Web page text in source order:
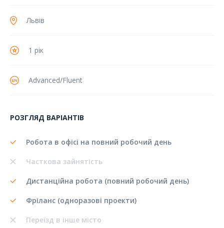
Львів
1 рік
Advanced/Fluent
РОЗГЛЯД ВАРІАНТІВ
Робота в офісі на повний робочий день
Часткова зайнятість
Дистанційна робота (повний робочий день)
Фріланс (одноразові проекти)
Переїзд в інше місто